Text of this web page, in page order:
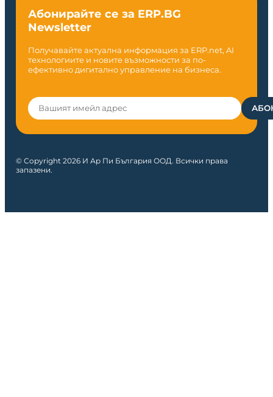
Абонирайте се за ERP.BG
Newsletter
Получавайте актуална информация за ERP.net, AI
технологиите и новите възможности за по-
ефективно дигитално управление на бизнеса.
© Copyright 2026 И Ар Пи България ООД. Всички права
запазени.